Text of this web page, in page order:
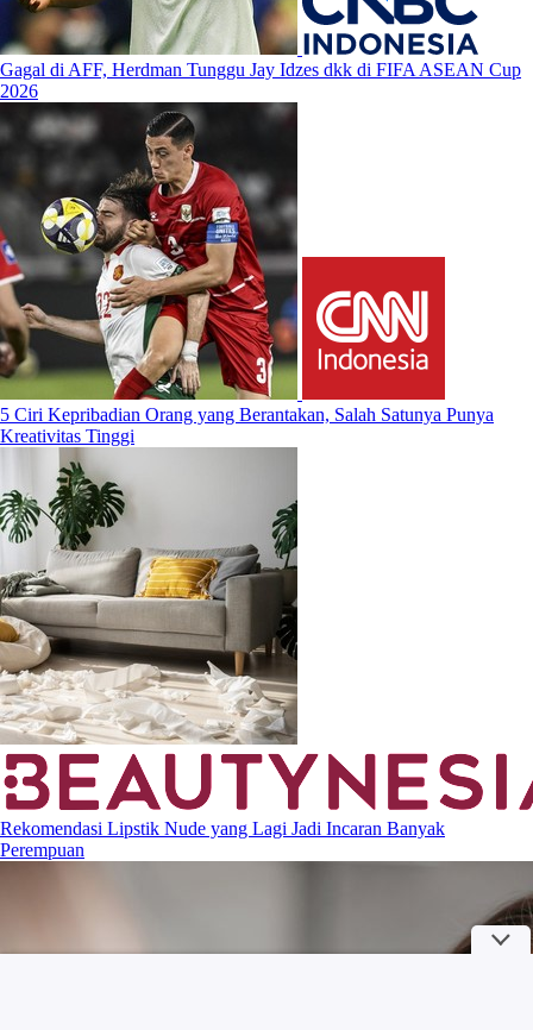
Gagal di AFF, Herdman Tunggu Jay Idzes dkk di FIFA ASEAN Cup
2026
5 Ciri Kepribadian Orang yang Berantakan, Salah Satunya Punya
Kreativitas Tinggi
Rekomendasi Lipstik Nude yang Lagi Jadi Incaran Banyak
Perempuan